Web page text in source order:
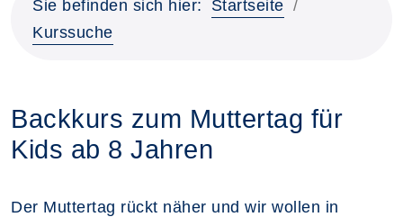
Sie befinden sich hier:
Startseite
Kurssuche
Backkurs zum Muttertag für
Kids ab 8 Jahren
Der Muttertag rückt näher und wir wollen in